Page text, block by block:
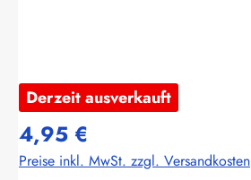
Derzeit ausverkauft
4,95 €
Preise inkl. MwSt. zzgl. Versandkosten